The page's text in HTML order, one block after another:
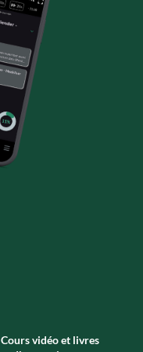
Cours vidéo et livres